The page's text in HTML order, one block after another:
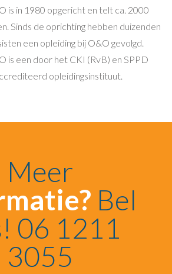
is in 1980 opgericht en telt ca. 2000
Sinds de oprichting hebben duizenden
een opleiding bij O&O gevolgd.
is een door het CKI (RvB) en SPPD
opleidingsinstituut.
Meer
Bel
06 1211
3055